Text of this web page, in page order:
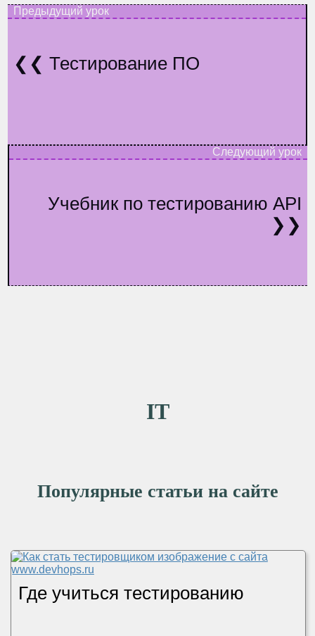
Тестирование ПО
Учебник по тестированию API
IT
Популярные статьи на сайте
Где учиться тестированию